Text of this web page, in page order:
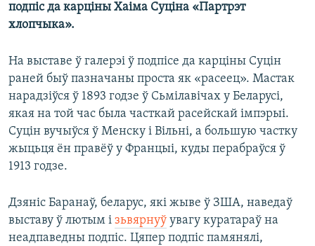
подпіс да карціны Хаіма Суціна «Партрэт
хлопчыка».
На выставе ў галерэі ў подпісе да карціны Суцін
раней быў пазначаны проста як «расеец». Мастак
нарадзіўся ў 1893 годзе ў Сьмілавічах у Беларусі,
якая на той час была часткай расейскай імпэрыі.
Суцін вучыўся ў Менску і Вільні, а большую частку
жыцьця ён правёў у Францыі, куды перабраўся ў
1913 годзе.
Дзяніс Баранаў, беларус, які жыве ў ЗША, наведаў
выставу ў лютым і зьвярнуў увагу куратараў на
неадпаведны подпіс. Цяпер подпіс памянялі,